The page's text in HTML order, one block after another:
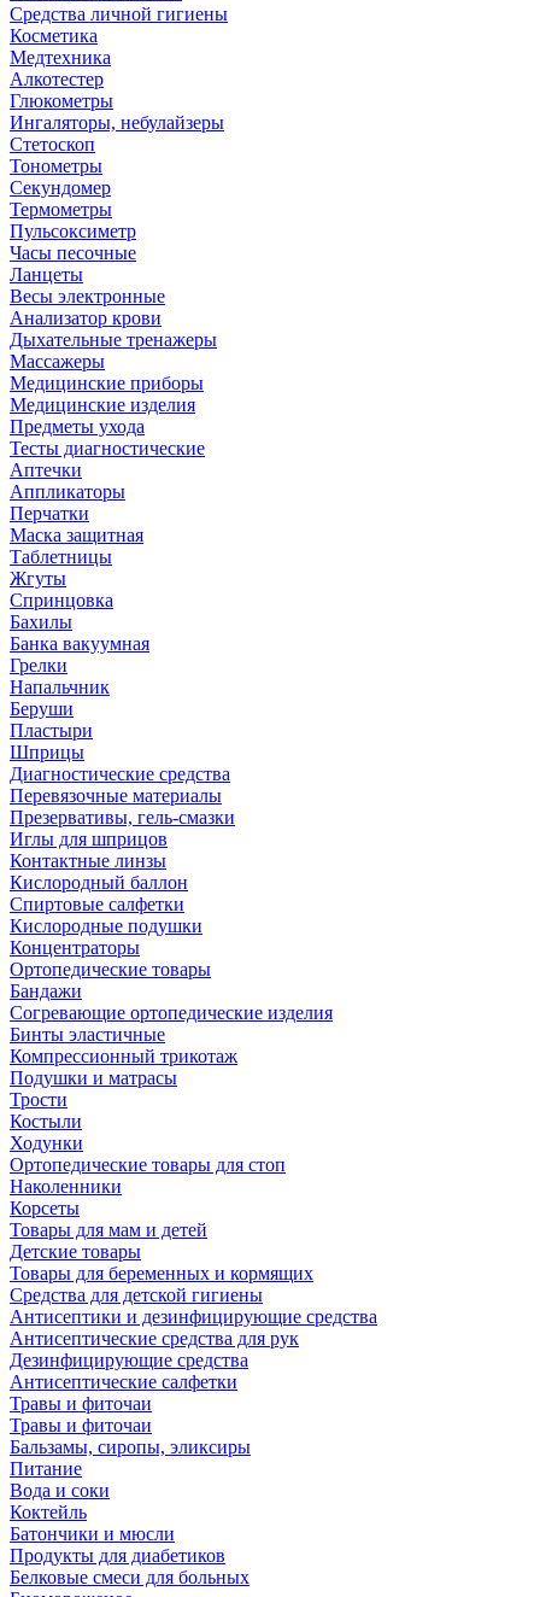
Средства личной гигиены
Косметика
Медтехника
Алкотестер
Глюкометры
Ингаляторы, небулайзеры
Стетоскоп
Тонометры
Секундомер
Термометры
Пульсоксиметр
Часы песочные
Ланцеты
Весы электронные
Анализатор крови
Дыхательные тренажеры
Массажеры
Медицинские приборы
Медицинские изделия
Предметы ухода
Тесты диагностические
Аптечки
Аппликаторы
Перчатки
Маска защитная
Таблетницы
Жгуты
Спринцовка
Бахилы
Банка вакуумная
Грелки
Напальчник
Беруши
Пластыри
Шприцы
Диагностические средства
Перевязочные материалы
Презервативы, гель-смазки
Иглы для шприцов
Контактные линзы
Кислородный баллон
Спиртовые салфетки
Кислородные подушки
Концентраторы
Ортопедические товары
Бандажи
Согревающие ортопедические изделия
Бинты эластичные
Компрессионный трикотаж
Подушки и матрасы
Трости
Костыли
Ходунки
Ортопедические товары для стоп
Наколенники
Корсеты
Товары для мам и детей
Детские товары
Товары для беременных и кормящих
Средства для детской гигиены
Антисептики и дезинфицирующие средства
Антисептические средства для рук
Дезинфицирующие средства
Антисептические салфетки
Травы и фиточаи
Травы и фиточаи
Бальзамы, сиропы, эликсиры
Питание
Вода и соки
Коктейль
Батончики и мюсли
Продукты для диабетиков
Белковые смеси для больных